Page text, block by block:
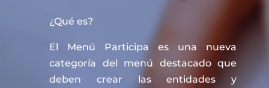
¿Qué es?
El Menú Participa es una nueva
categoría del menú destacado que
deben crear las entidades y